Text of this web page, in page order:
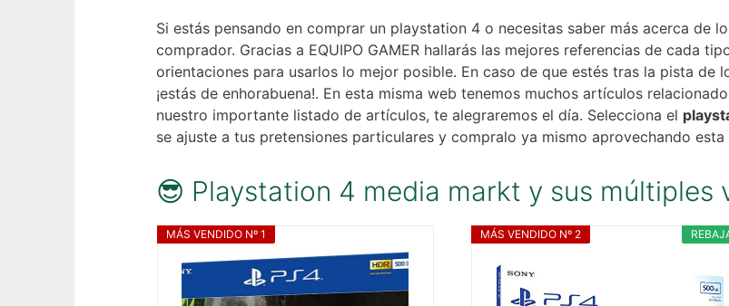
Si estás pensando en comprar un playstation 4 o necesitas saber más acerca de
comprador. Gracias a EQUIPO GAMER hallarás las mejores referencias de cada
orientaciones para usarlos lo mejor posible. En caso de que estés tras la pista de
¡estás de enhorabuena!. En esta misma web tenemos muchos artículos
nuestro importante listado de artículos, te alegraremos el día. Selecciona el
se ajuste a tus pretensiones particulares y compralo ya mismo aprovechando
😎 Playstation 4 media markt y sus múltiples
MÁS VENDIDO Nº 1 MÁS VENDIDO Nº 2